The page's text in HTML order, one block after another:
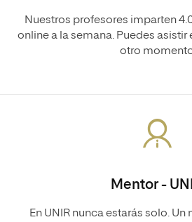
Nuestros profesores imparten
online a la semana. Puedes asistir
otro
Mentor -
En UNIR nunca estarás solo.